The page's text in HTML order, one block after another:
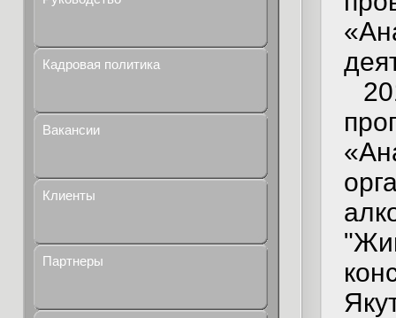
Кадровая политика
Вакансии
Клиенты
Партнеры